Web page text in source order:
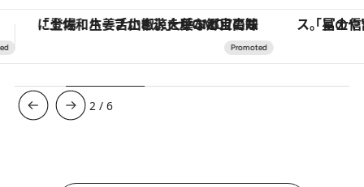
「星のや富士」でデジタルデトックス。冨士信仰の歴史を辿り、心身を調える。 【銀座で出合う最旬美容】美髪ケアや上質
3 /6